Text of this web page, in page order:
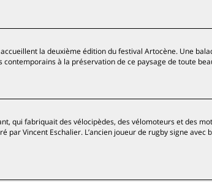
la deuxième édition du festival Artocène. Une
à la préservation de ce paysage de toute
qui fabriquait des vélocipèdes, des vélomoteurs et des
par Vincent Eschalier. L’ancien joueur de rugby signe avec